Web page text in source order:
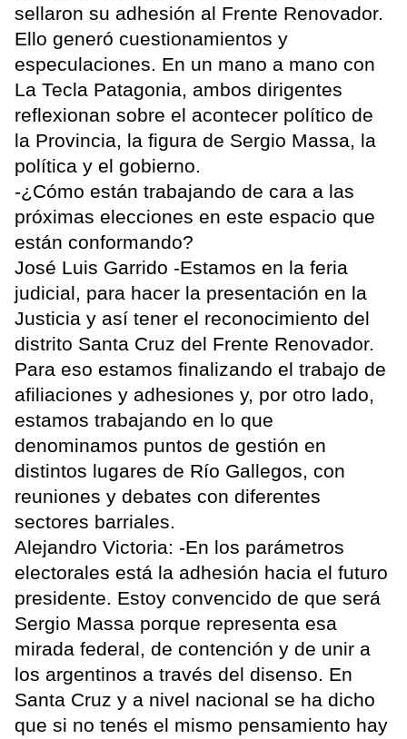
sellaron su adhesión al Frente Renovador.
Ello generó cuestionamientos y
especulaciones. En un mano a mano con
La Tecla Patagonia, ambos dirigentes
reflexionan sobre el acontecer político de
la Provincia, la figura de Sergio Massa, la
política y el gobierno.
-¿Cómo están trabajando de cara a las
próximas elecciones en este espacio que
están conformando?
José Luis Garrido -Estamos en la feria
judicial, para hacer la presentación en la
Justicia y así tener el reconocimiento del
distrito Santa Cruz del Frente Renovador.
Para eso estamos finalizando el trabajo de
afiliaciones y adhesiones y, por otro lado,
estamos trabajando en lo que
denominamos puntos de gestión en
distintos lugares de Río Gallegos, con
reuniones y debates con diferentes
sectores barriales.
Alejandro Victoria: -En los parámetros
electorales está la adhesión hacia el futuro
presidente. Estoy convencido de que será
Sergio Massa porque representa esa
mirada federal, de contención y de unir a
los argentinos a través del disenso. En
Santa Cruz y a nivel nacional se ha dicho
que si no tenés el mismo pensamiento hay